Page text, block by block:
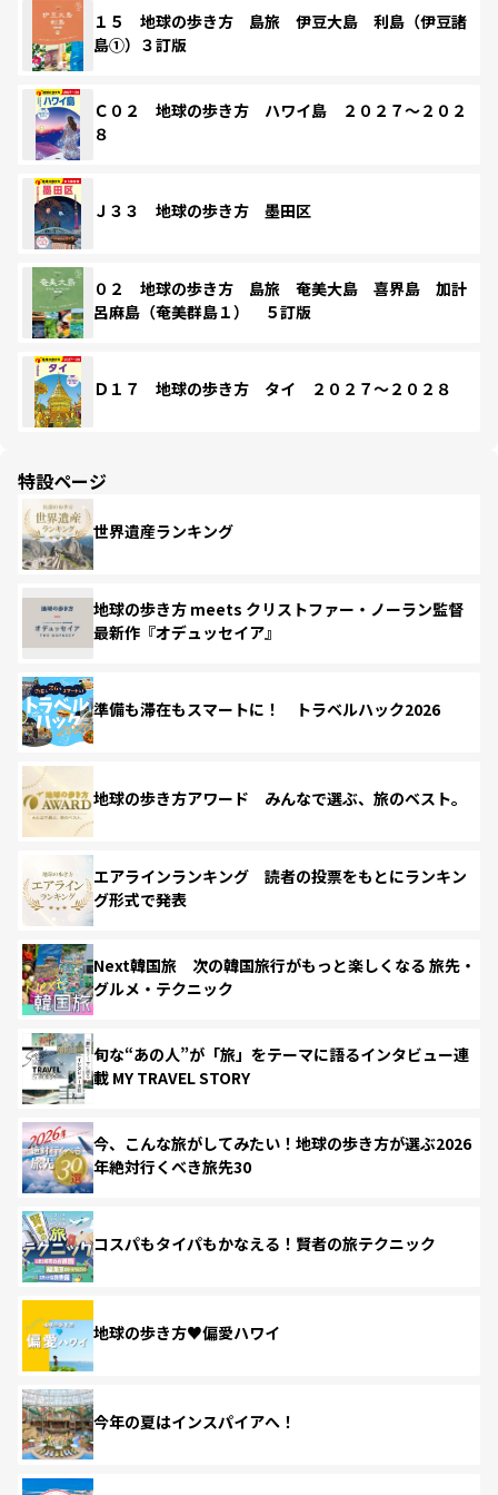
１５ 地球の歩き方 島旅 伊豆大島 利島（伊豆諸
島①）３訂版
Ｃ０２ 地球の歩き方 ハワイ島 ２０２７～２０２
８
Ｊ３３ 地球の歩き方 墨田区
０２ 地球の歩き方 島旅 奄美大島 喜界島 加計
呂麻島（奄美群島１） ５訂版
Ｄ１７ 地球の歩き方 タイ ２０２７～２０２８
特設ページ
世界遺産ランキング
地球の歩き方 meets クリストファー・ノーラン監督
最新作『オデュッセイア』
準備も滞在もスマートに！ トラベルハック2026
地球の歩き方アワード みんなで選ぶ、旅のベスト。
エアラインランキング 読者の投票をもとにランキン
グ形式で発表
Next韓国旅 次の韓国旅行がもっと楽しくなる 旅先・
グルメ・テクニック
旬な“あの人”が「旅」をテーマに語るインタビュー連
載 MY TRAVEL STORY
今、こんな旅がしてみたい！地球の歩き方が選ぶ2026
年絶対行くべき旅先30
コスパもタイパもかなえる！賢者の旅テクニック
地球の歩き方♥偏愛ハワイ
今年の夏はインスパイアへ！